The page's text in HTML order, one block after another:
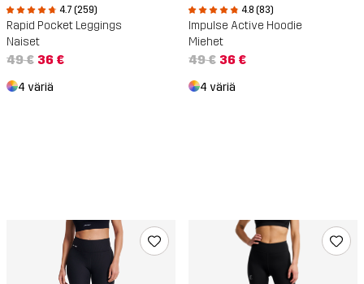
4.7 (259)
Rapid Pocket Leggings
Naiset
49 € 36 €
4 väriä
4.8 (83)
Impulse Active Hoodie
Miehet
49 € 36 €
4 väriä